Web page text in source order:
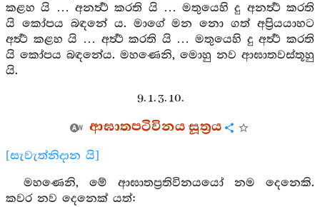
කළහ යි … අනර්‍ත්‍ථ කරති යි … මතුයෙහි දු අනර්‍ත්‍ථ කරති
යි කෝපය බඳනේ ය. මාගේ මන නො ගත් අප්‍රියයාහට
අර්‍ත්‍ථ කළහ යි … අර්‍ත්‍ථ කරති යි … මතුයෙහි දු අර්‍ත්‍ථ කරති
යි කෝපය බඳනේය. මහණෙනි, මොහු නව ආඝාතවස්තූහු
යි.
9. 1. 3. 10.
ආඝාතපටිවිනය සූත්‍රය
[සැවැත්නිදාන යි]
මහණෙනි, මේ ආඝාතප්‍රතිවිනයයෝ නම දෙනෙකි.
කවර නව දෙනෙක් යත්: